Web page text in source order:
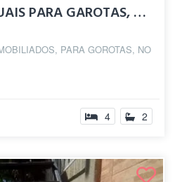
QUARTOS INDIVIDUAIS PARA GAROTAS, NA ALD...
PARA GOROTAS, NO
4 2